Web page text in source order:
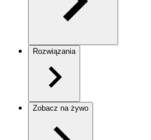
Rozwiązania
Zobacz na żywo